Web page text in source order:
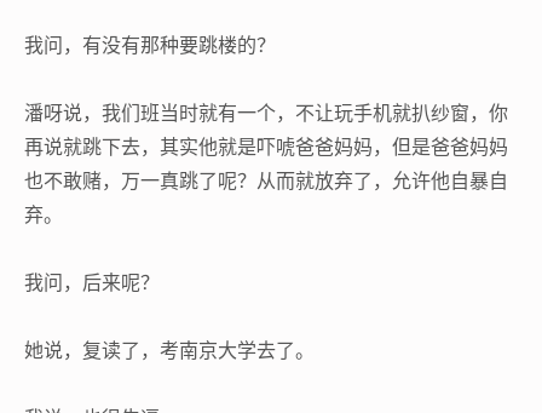
我问，有没有那种要跳楼的？
潘呀说，我们班当时就有一个，不让玩手机就扒纱窗，你
再说就跳下去，其实他就是吓唬爸爸妈妈，但是爸爸妈妈
也不敢赌，万一真跳了呢？从而就放弃了，允许他自暴自
弃。
我问，后来呢？
她说，复读了，考南京大学去了。